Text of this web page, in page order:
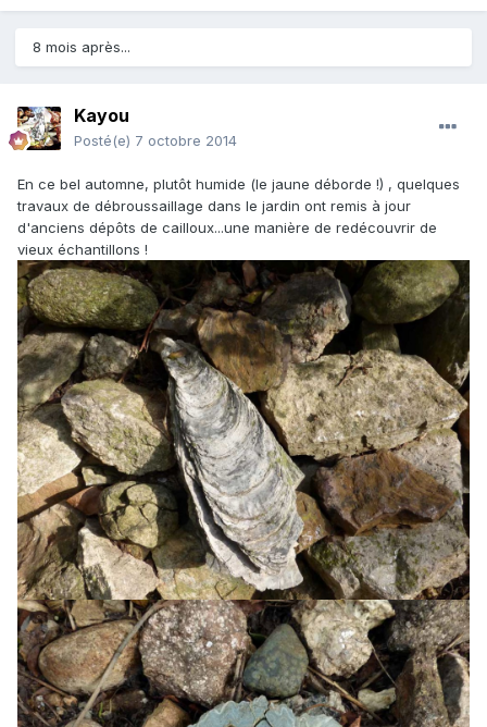
8 mois après...
Kayou
Posté(e) 7 octobre 2014
En ce bel automne, plutôt humide (le jaune déborde !) , quelques
travaux de débroussaillage dans le jardin ont remis à jour
d'anciens dépôts de cailloux...une manière de redécouvrir de
vieux échantillons !